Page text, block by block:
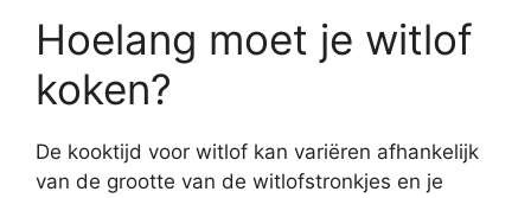
Hoelang moet je witlof
koken?
De kooktijd voor witlof kan variëren afhankelijk
van de grootte van de witlofstronkjes en je